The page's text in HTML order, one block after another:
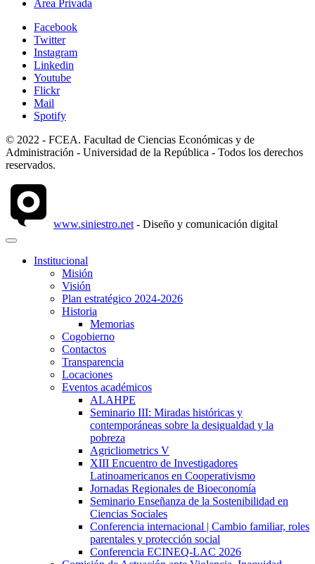
Área Privada
Facebook
Twitter
Instagram
Linkedin
Youtube
Flickr
Mail
Spotify
© 2022 - FCEA. Facultad de Ciencias Económicas y de
Administración - Universidad de la República - Todos los derechos
reservados.
www.siniestro.net - Diseño y comunicación digital
Institucional
Misión
Visión
Plan estratégico 2024-2026
Historia
Memorias
Cogobierno
Contactos
Transparencia
Locaciones
Eventos académicos
ALAHPE
Seminario III: Miradas históricas y
contemporáneas sobre la desigualdad y la
pobreza
Agricliometrics V
XIII Encuentro de Investigadores
Latinoamericanos en Cooperativismo
Jornadas Regionales de Bioeconomía
Seminario Enseñanza de la Sostenibilidad en
Ciencias Sociales
Conferencia internacional | Cambio familiar, roles
parentales y protección social
Conferencia ECINEQ-LAC 2026